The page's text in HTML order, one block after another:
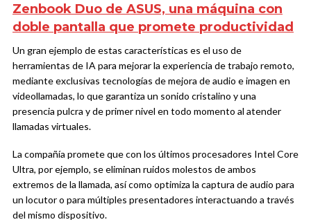
Zenbook Duo de ASUS, una máquina con
doble pantalla que promete productividad
Un gran ejemplo de estas características es el uso de
herramientas de IA para mejorar la experiencia de trabajo remoto,
mediante exclusivas tecnologías de mejora de audio e imagen en
videollamadas, lo que garantiza un sonido cristalino y una
presencia pulcra y de primer nivel en todo momento al atender
llamadas virtuales.
La compañía promete que con los últimos procesadores Intel Core
Ultra, por ejemplo, se eliminan ruidos molestos de ambos
extremos de la llamada, así como optimiza la captura de audio para
un locutor o para múltiples presentadores interactuando a través
del mismo dispositivo.